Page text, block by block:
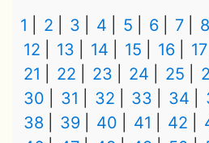
1 2 3 4 5 6 7 8
12
13 14 15 16 17
21
22 23 24 25
30
31 32 33 34
38
39 40 41 42